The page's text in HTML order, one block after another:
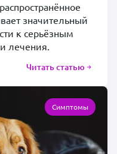
значительный
к серьёзным
лечения.
Читать статью
Симптомы